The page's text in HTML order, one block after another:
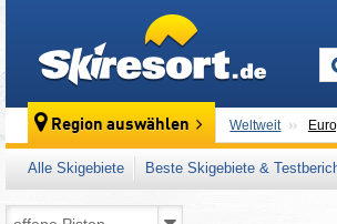
Region auswählen Weltweit
Alle Skigebiete Beste Skigebiete &